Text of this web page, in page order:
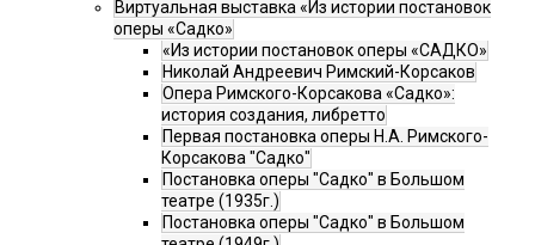
Виртуальная выставка «Из истории постановок
оперы «Садко»
«Из истории постановок оперы «САДКО»
Николай Андреевич Римский-Корсаков
Опера Римского-Корсакова «Садко»:
история создания, либретто
Первая постановка оперы Н.А. Римского-
Корсакова "Садко"
Постановка оперы "Садко" в Большом
театре (1935г.)
Постановка оперы "Садко" в Большом